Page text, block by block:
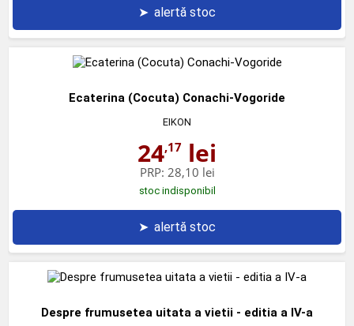
➤ alertă stoc
Ecaterina (Cocuta) Conachi-Vogoride
EIKON
24,17 lei
PRP: 28,10 lei
stoc indisponibil
➤ alertă stoc
Despre frumusetea uitata a vietii - editia a IV-a